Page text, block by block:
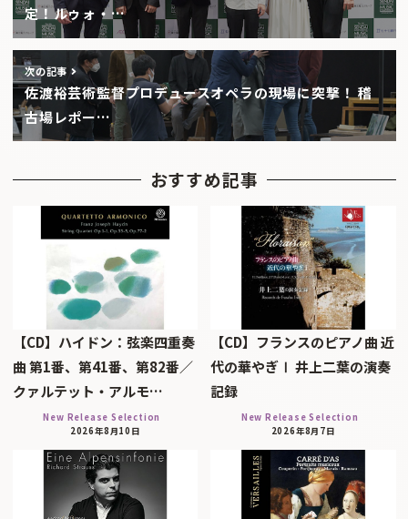
定！ルゥォ・…
次の記事
佐渡裕芸術監督プロデュースオペラの現場に突撃！ 稽
古場レポー…
おすすめ記事
【CD】ハイドン：弦楽四重奏
曲 第1番、第41番、第82番／
クァルテット・アルモ…
New Release Selection
2026年8月10日
【CD】フランスのピアノ曲 近
代の華やぎⅠ 井上二葉の演奏
記録
New Release Selection
2026年8月7日